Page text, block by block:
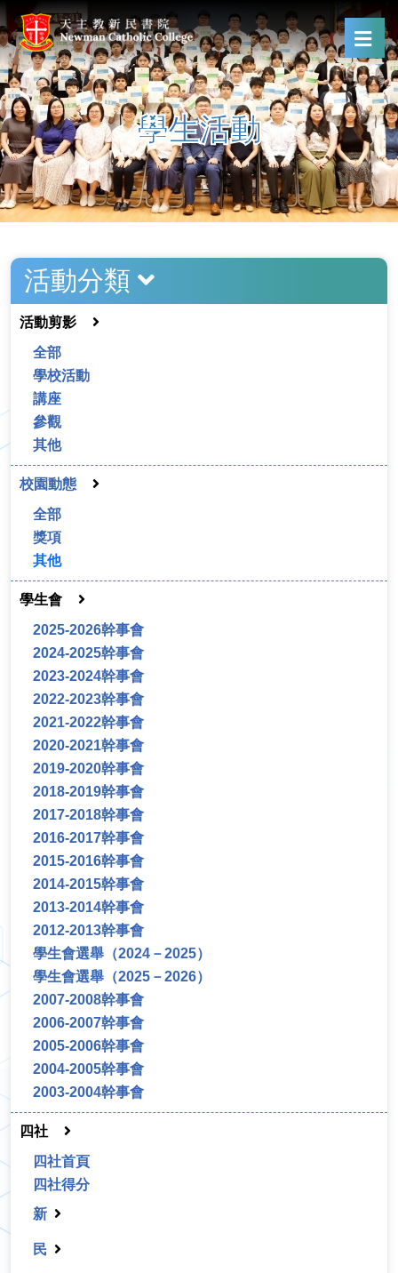
學生活動
活動分類
活動剪影
全部
學校活動
講座
參觀
其他
校園動態
全部
獎項
其他
學生會
2025-2026幹事會
2024-2025幹事會
2023-2024幹事會
2022-2023幹事會
2021-2022幹事會
2020-2021幹事會
2019-2020幹事會
2018-2019幹事會
2017-2018幹事會
2016-2017幹事會
2015-2016幹事會
2014-2015幹事會
2013-2014幹事會
2012-2013幹事會
學生會選舉（2024－2025）
學生會選舉（2025－2026）
2007-2008幹事會
2006-2007幹事會
2005-2006幹事會
2004-2005幹事會
2003-2004幹事會
四社
四社首頁
四社得分
新
民